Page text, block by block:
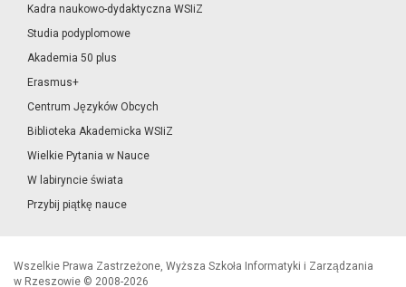
Kadra naukowo-dydaktyczna WSIiZ
Studia podyplomowe
Akademia 50 plus
Erasmus+
Centrum Języków Obcych
Biblioteka Akademicka WSIiZ
Wielkie Pytania w Nauce
W labiryncie świata
Przybij piątkę nauce
Wszelkie Prawa Zastrzeżone, Wyższa Szkoła Informatyki i Zarządzania
w Rzeszowie © 2008-2026